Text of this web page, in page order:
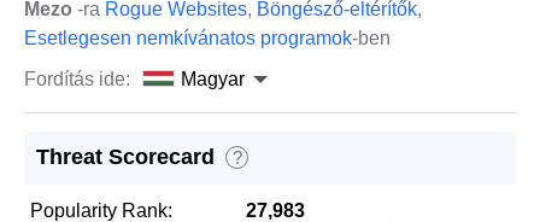
Mezo -ra Rogue Websites, Böngésző-eltérítők,
Esetlegesen nemkívánatos programok-ben
Fordítás ide:
Magyar
Threat Scorecard ?
Popularity Rank:
27,983